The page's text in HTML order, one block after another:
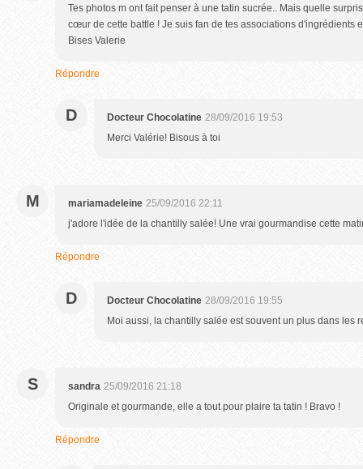
Tes photos m ont fait penser à une tatin sucrée.. Mais quelle
cœur de cette battle ! Je suis fan de tes associations d'ingrédients
Bises Valerie
Répondre
D Docteur Chocolatine 28/09/2016 19:53
Merci Valérie! Bisous à toi
M mariamadeleine 25/09/2016 22:11
j'adore l'idée de la chantilly salée! Une vrai gourmandise cette
Répondre
D Docteur Chocolatine 28/09/2016 19:55
Moi aussi, la chantilly salée est souvent un plus dans les
S sandra 25/09/2016 21:18
Originale et gourmande, elle a tout pour plaire ta tatin ! Bravo !
Répondre